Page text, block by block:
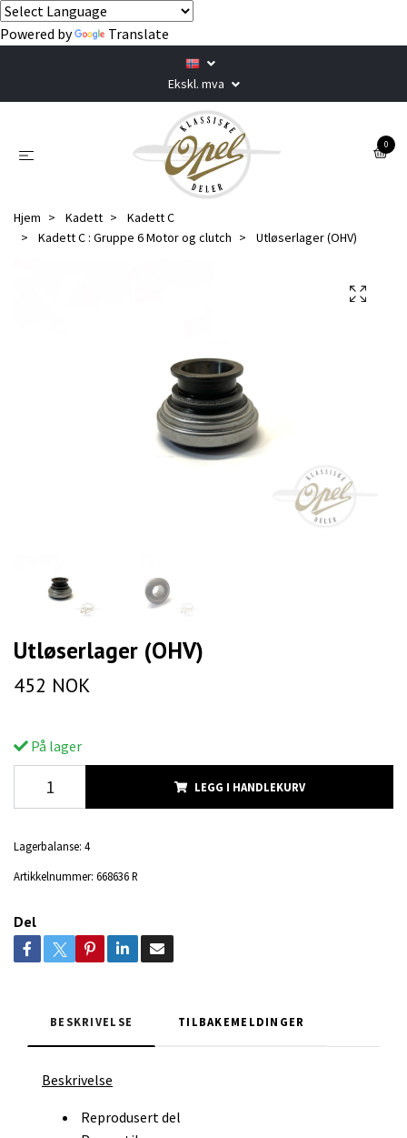
Powered by Translate
Ekskl. mva
0
Hjem Kadett
Kadett C
Kadett C : Gruppe 6 Motor og clutch
Utløserlager (OHV)
Utløserlager (OHV)
452 NOK
På lager
LEGG I HANDLEKURV
Lagerbalanse: 4
Artikkelnummer: 668636 R
Del
BESKRIVELSE TILBAKEMELDINGER
Beskrivelse
Reprodusert del